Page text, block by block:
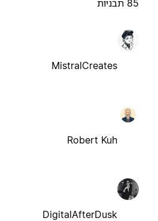
85 תבניות
MistralCreates
Robert Kuh
DigitalAfterDusk